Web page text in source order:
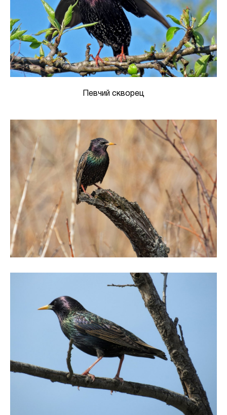
Певчий скворец